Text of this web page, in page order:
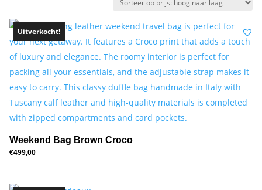
prijs:
naar
laag
Uitverkocht!
Weekend Bag Brown Croco
€499,00